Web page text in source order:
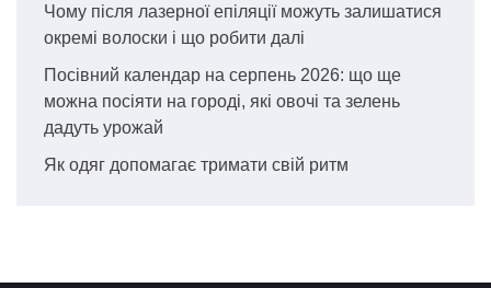
Чому після лазерної епіляції можуть залишатися
окремі волоски і що робити далі
Посівний календар на серпень 2026: що ще
можна посіяти на городі, які овочі та зелень
дадуть урожай
Як одяг допомагає тримати свій ритм